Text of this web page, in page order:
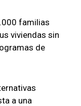
familias
viviendas sin
de
a una